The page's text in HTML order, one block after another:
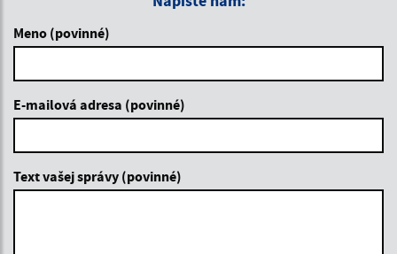
Meno (povinné)
E-mailová adresa (povinné)
Text vašej správy (povinné)